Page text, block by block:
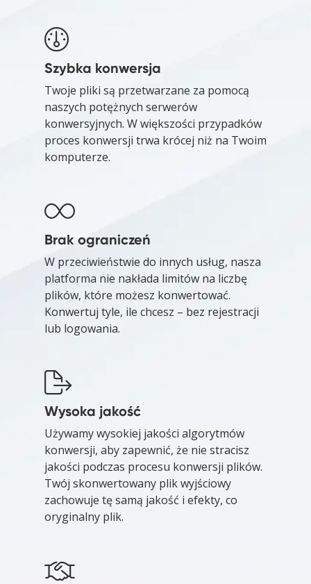
Szybka konwersja
Twoje pliki są przetwarzane za pomocą
naszych potężnych serwerów
konwersyjnych. W większości przypadków
proces konwersji trwa krócej niż na Twoim
komputerze.
Brak ograniczeń
W przeciwieństwie do innych usług, nasza
platforma nie nakłada limitów na liczbę
plików, które możesz konwertować.
Konwertuj tyle, ile chcesz – bez rejestracji
lub logowania.
Wysoka jakość
Używamy wysokiej jakości algorytmów
konwersji, aby zapewnić, że nie stracisz
jakości podczas procesu konwersji plików.
Twój skonwertowany plik wyjściowy
zachowuje tę samą jakość i efekty, co
oryginalny plik.